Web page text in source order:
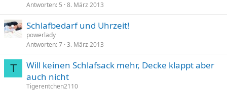
Antworten 5 8. März 2013
Schlafbedarf und Uhrzeit!
powerlady
Antworten 7 3. März 2013
T
Will keinen Schlafsack mehr, Decke klappt aber
auch nicht
Tigerentchen2110